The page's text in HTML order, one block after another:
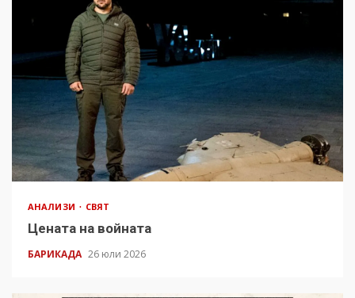
АНАЛИЗИ СВЯТ
Цената на войната
БАРИКАДА 26 юли 2026